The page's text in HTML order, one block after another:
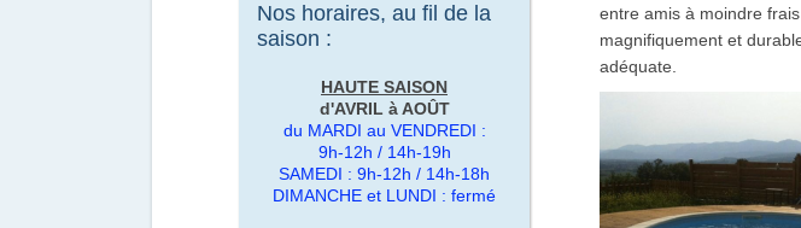
Nos horaires, au fil de la
saison :
HAUTE SAISON
d'AVRIL à AOÛT
du MARDI au VENDREDI :
9h-12h / 14h-19h
SAMEDI : 9h-12h / 14h-18h
DIMANCHE et LUNDI : fermé
entre amis à moindre
magnifiquement et
adéquate.